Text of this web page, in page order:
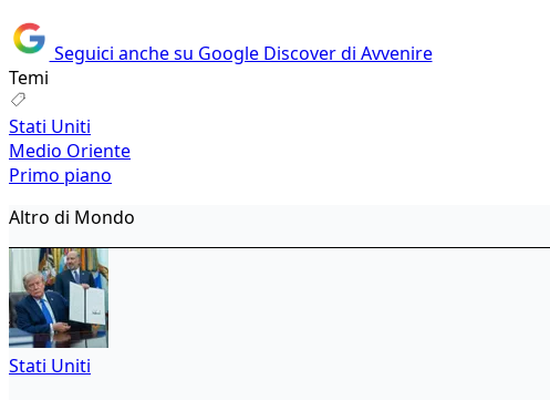
Seguici anche su Google Discover di Avvenire
Temi
Stati Uniti
Medio Oriente
Primo piano
Altro di Mondo
Stati Uniti